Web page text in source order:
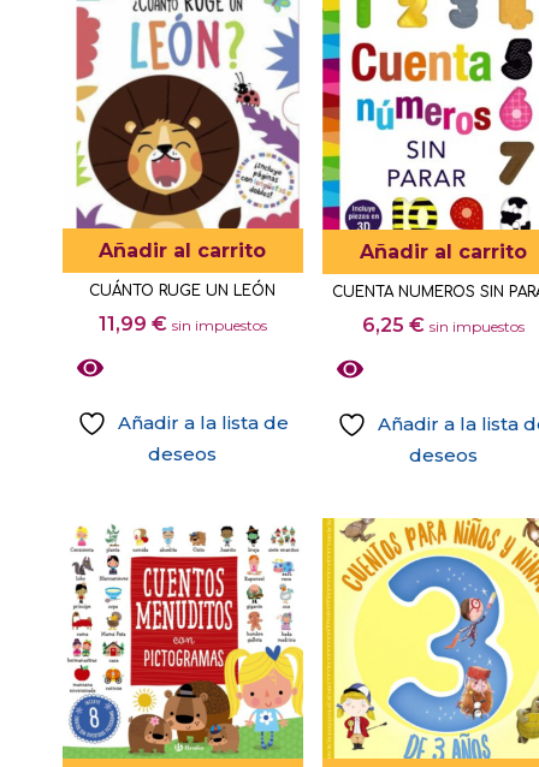
tiene
múltiples
variantes.
Las
opciones
se
pueden
elegir
la
página
Añadir al carrito
CUÁNTO RUGE UN LEÓN
11,99 € sin impuestos
Añadir a la lista de
deseos
Añadir al carrito
CUENTA NUMEROS SIN
6,25 € sin impuestos
Añadir a la lista
deseos